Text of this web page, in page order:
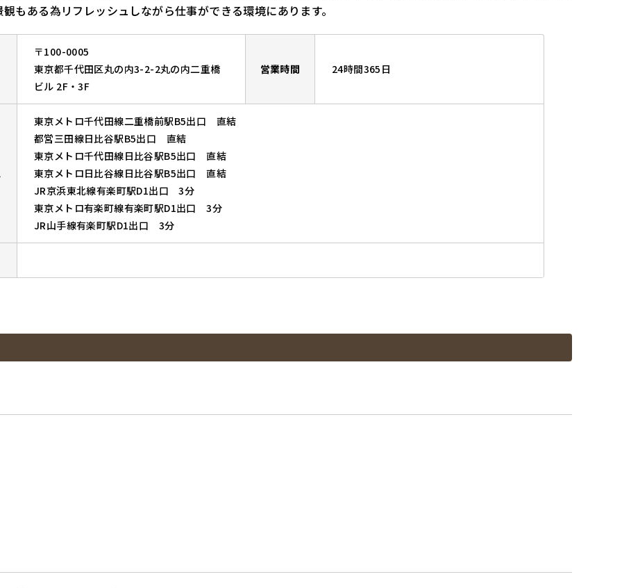
もある為リフレッシュしながら仕事ができる環境にあります。
〒100-0005
東京都千代田区丸の内3-2-2丸の内二重橋
ビル 2F・3F
営業時間 24時間365日
東京メトロ千代田線二重橋前駅B5出口 直結
都営三田線日比谷駅B5出口 直結
東京メトロ千代田線日比谷駅B5出口 直結
東京メトロ日比谷線日比谷駅B5出口 直結
JR京浜東北線有楽町駅D1出口 3分
東京メトロ有楽町線有楽町駅D1出口 3分
JR山手線有楽町駅D1出口 3分